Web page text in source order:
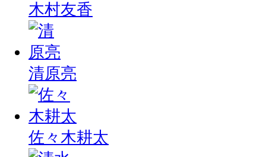
木村友香
清原亮
佐々木耕太